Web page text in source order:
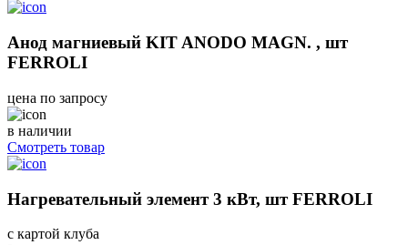
Анод магниевый KIT ANODO MAGN. , шт
FERROLI
цена по запросу
в наличии
Смотреть товар
Нагревательный элемент 3 кВт, шт FERROLI
с картой клуба